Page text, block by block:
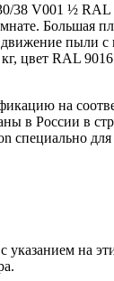
38 V001 ½
Большая
движение
цвет RAL
на
в России в
специально
указанием на